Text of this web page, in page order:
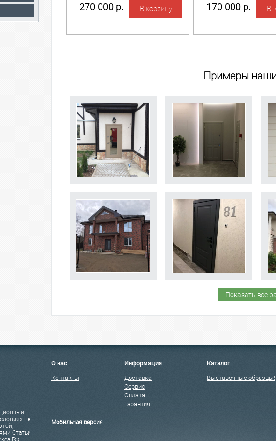
270 000 р. 170 000 р.
Примеры
Показать все
не
Статьи
РФ.
О нас
Контакты
Информация
Доставка
Сервис
Оплата
Гарантия
Каталог
Выставочные образцы!
Мобильная версия